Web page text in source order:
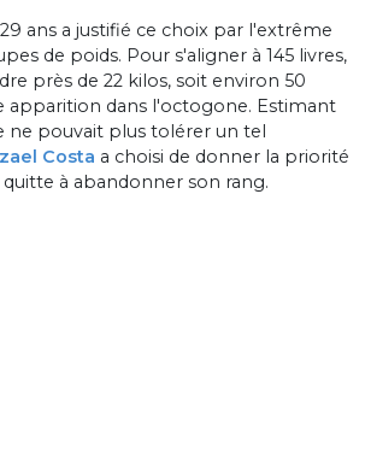
ans a justifié ce choix par l'extrême
de poids. Pour s'aligner à 145 livres,
près de 22 kilos, soit environ 50
apparition dans l'octogone. Estimant
ne pouvait plus tolérer un tel
Costa a choisi de donner la priorité
quitte à abandonner son rang.